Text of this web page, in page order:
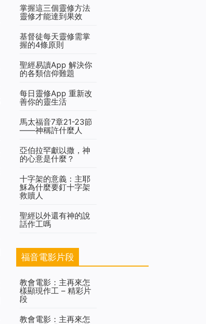
掌握這三個靈修方法
靈修才能達到果效
基督徒每天靈修需掌
握的4條原則
聖經易讀App 解決你
的各類信仰難題
每日靈修App 重新改
善你的靈生活
馬太福音7章21-23節
——神稱許什麼人
亞伯拉罕獻以撒，神
的心意是什麼？
十字架的意義：主耶
穌為什麼要釘十字架
救贖人
聖經以外還有神的說
話作工嗎
福音電影片段
教會電影：主再來怎
樣顯現作工 – 精彩片
段
教會電影：主再來怎